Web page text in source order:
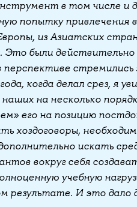
в том числе и
попытку привлечения
из Азиатских
Это были
перспективе
когда делал срез, я
на несколько
его на позицию
хоздоговоры,
искать
вокруг себя
учебную
результате. И это дало